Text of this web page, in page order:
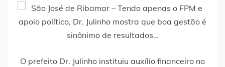
O prefeito Dr. Julinho instituiu auxílio financeiro no